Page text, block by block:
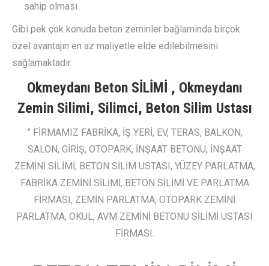
sahip olması
Gibi pek çok konuda beton zeminler bağlamında birçok
özel avantajın en az maliyetle elde edilebilmesini
sağlamaktadır.
Okmeydanı Beton SİLİMİ , Okmeydanı
Zemin Silimi, Silimci, Beton Silim Ustası
” FİRMAMIZ FABRİKA, İŞ YERİ, EV, TERAS, BALKON,
SALON, GİRİŞ, OTOPARK, İNŞAAT BETONU, İNŞAAT
ZEMİNİ SİLİMİ, BETON SİLİM USTASI, YÜZEY PARLATMA,
FABRİKA ZEMİNİ SİLİMİ, BETON SİLİMİ VE PARLATMA
FİRMASI, ZEMİN PARLATMA, OTOPARK ZEMİNİ
PARLATMA, OKUL, AVM ZEMİNİ BETONU SİLİMİ USTASI
FİRMASI.